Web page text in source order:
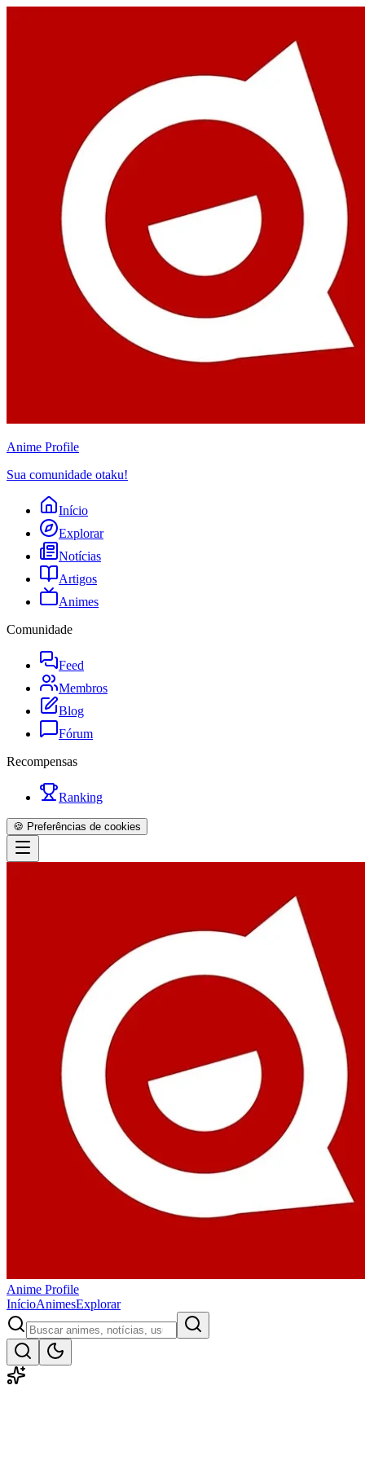
Anime Profile
Sua comunidade otaku!
Início
Explorar
Notícias
Artigos
Animes
Comunidade
Feed
Membros
Blog
Fórum
Recompensas
Ranking
🍪 Preferências de cookies
Anime Profile
InícioAnimesExplorar